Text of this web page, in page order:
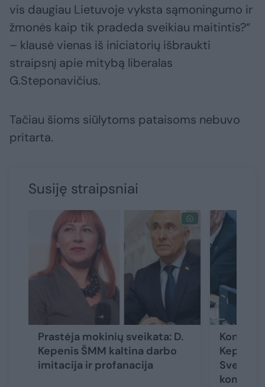
vis daugiau Lietuvoje vyksta sąmoningumo ir
žmonės kaip tik pradeda sveikiau maitintis?“
– klausė vienas iš iniciatorių išbraukti
straipsnį apie mitybą liberalas
G.Steponavičius.
Tačiau šioms siūlytoms pataisoms nebuvo
pritarta.
Susiję straipsniai
Prastėja mokinių sveikata: D.
Kepenis ŠMM kaltina darbo
imitacija ir profanacija
Kepenio
Sveikos